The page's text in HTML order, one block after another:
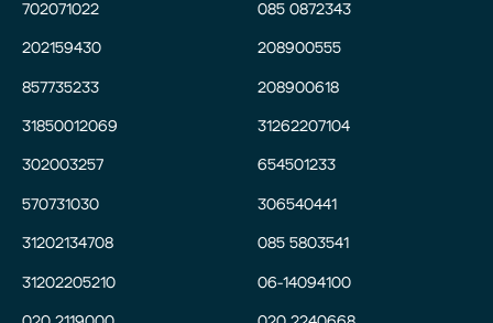
702071022
202159430
857735233
31850012069
302003257
570731030
31202134708
31202205210
085 0872343
208900555
208900618
31262207104
654501233
306540441
085 5803541
06-14094100